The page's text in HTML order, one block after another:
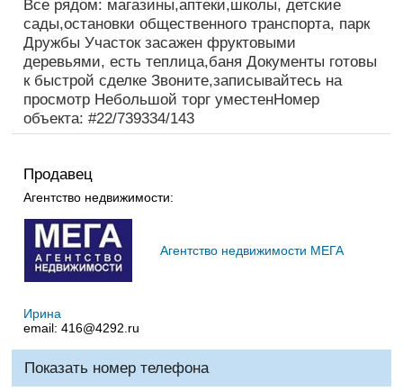
Все рядом: магазины,аптеки,школы, детские
сады,остановки общественного транспорта, парк
Дружбы Участок засажен фруктовыми
деревьями, есть теплица,баня Документы готовы
к быстрой сделке Звоните,записывайтесь на
просмотр Небольшой торг уместенНомер
объекта: #22/739334/143
Продавец
Агентство недвижимости:
Агентство недвижимости МЕГА
Ирина
email: 416@4292.ru
Показать номер телефона